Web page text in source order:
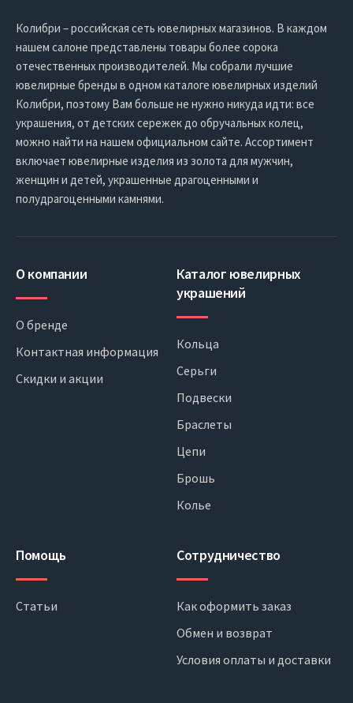
Колибри – российская сеть ювелирных магазинов. В каждом
нашем салоне представлены товары более сорока
отечественных производителей. Мы собрали лучшие
ювелирные бренды в одном каталоге ювелирных изделий
Колибри, поэтому Вам больше не нужно никуда идти: все
украшения, от детских сережек до обручальных колец,
можно найти на нашем официальном сайте. Ассортимент
включает ювелирные изделия из золота для мужчин,
женщин и детей, украшенные драгоценными и
полудрагоценными камнями.
О компании
О бренде
Контактная информация
Скидки и акции
Каталог ювелирных
украшений
Кольца
Серьги
Подвески
Браслеты
Цепи
Брошь
Колье
Помощь
Статьи
Сотрудничество
Как оформить заказ
Обмен и возврат
Условия оплаты и доставки